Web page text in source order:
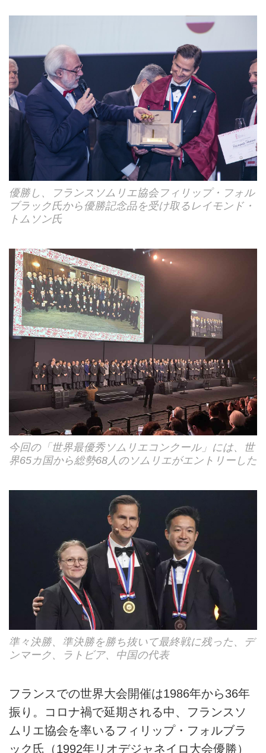
優勝し、フランスソムリエ協会フィリップ・フォル
ブラック氏から優勝記念品を受け取るレイモンド・
トムソン氏
今回の「世界最優秀ソムリエコンクール」には、世
界65カ国から総勢68人のソムリエがエントリーした
準々決勝、準決勝を勝ち抜いて最終戦に残った、デ
ンマーク、ラトビア、中国の代表
フランスでの世界大会開催は1986年から36年
振り。コロナ禍で延期される中、フランスソ
ムリエ協会を率いるフィリップ・フォルブラ
ック氏（1992年リオデジャネイロ大会優勝）